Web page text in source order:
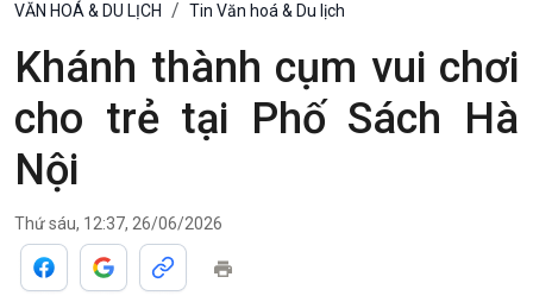
VĂN HOÁ & DU LỊCH Tin Văn hoá & Du lịch
Khánh thành cụm vui chơi
cho trẻ tại Phố Sách Hà
Nội
Thứ sáu, 12:37, 26/06/2026